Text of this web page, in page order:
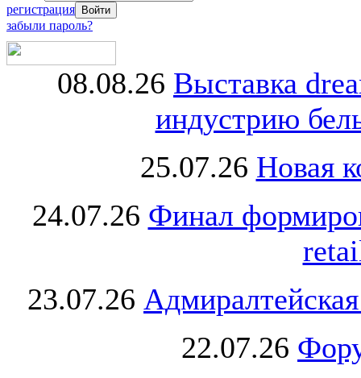
регистрация
забыли пароль?
08.08.26 Выставка
индустрию
25.07.26 Новая
24.07.26 Финал
23.07.26
22.07.26